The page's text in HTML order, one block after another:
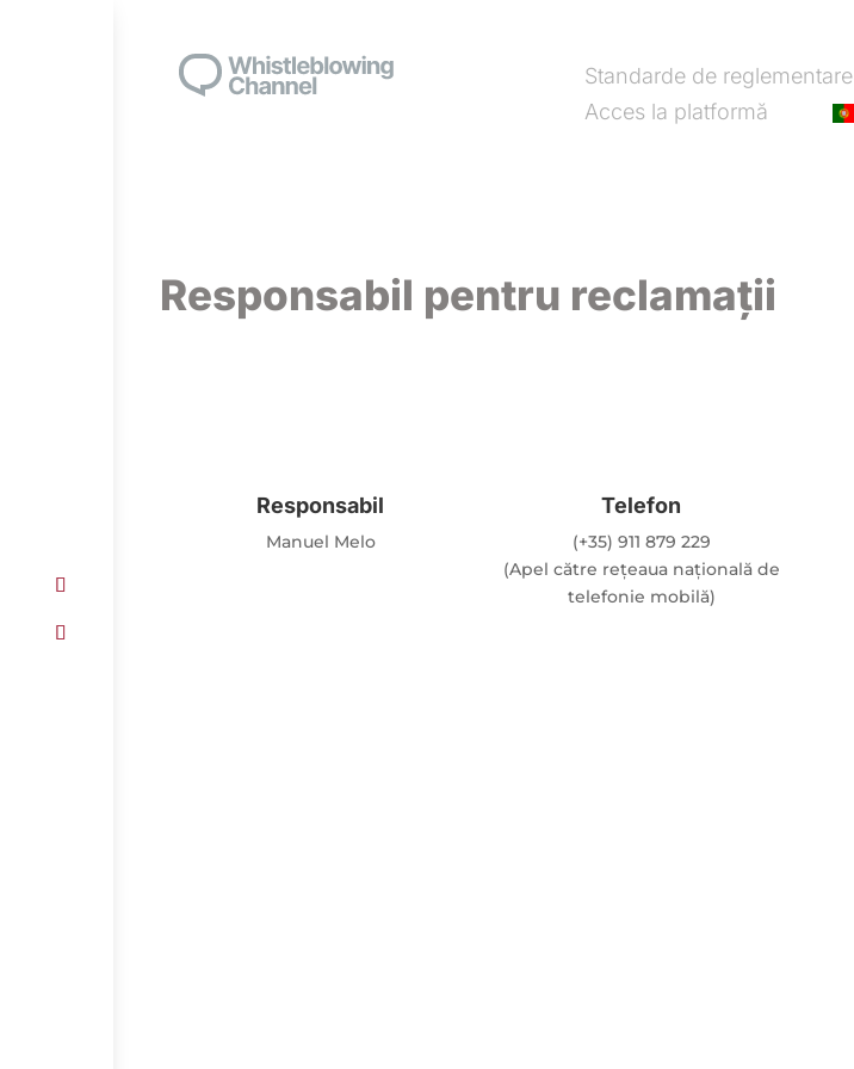
Standarde de reglementare
Acces la platformă
Responsabil pentru reclamații
Responsabil
Manuel Melo
Telefon
(+35) 911 879 229
(Apel către rețeaua națională de
telefonie mobilă)